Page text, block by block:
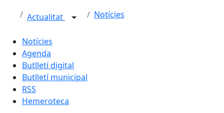
Actualitat Notícies
Notícies
Agenda
Butlletí digital
Butlletí municipal
RSS
Hemeroteca